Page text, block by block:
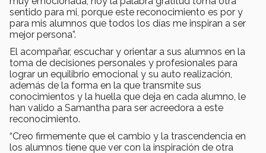
sentido para mi, porque este reconocimiento es por y
para mis alumnos que todos los días me inspiran a ser
mejor persona”.
El acompañar, escuchar y orientar a sus alumnos en la
toma de decisiones personales y profesionales para
lograr un equilibrio emocional y su auto realización,
además de la forma en la que transmite sus
conocimientos y la huella que deja en cada alumno, le
han valido a Samantha para ser acreedora a este
reconocimiento.
“Creo firmemente que el cambio y la trascendencia en
los alumnos tiene que ver con la inspiración de otra